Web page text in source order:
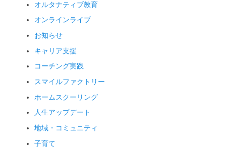
オルタナティブ教育
オンラインライブ
お知らせ
キャリア支援
コーチング実践
スマイルファクトリー
ホームスクーリング
人生アップデート
地域・コミュニティ
子育て